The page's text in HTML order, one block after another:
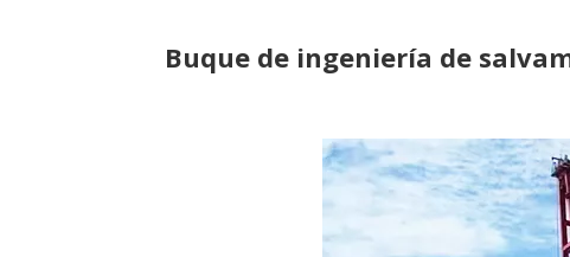
Buque de ingeniería de